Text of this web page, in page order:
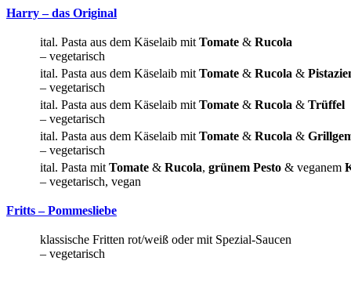
Harry – das Original
ital. Pasta aus dem Käselaib mit Tomate & Rucola
– vegetarisch
ital. Pasta aus dem Käselaib mit Tomate & Rucola &
– vegetarisch
ital. Pasta aus dem Käselaib mit Tomate & Rucola & Trüffel
– vegetarisch
ital. Pasta aus dem Käselaib mit Tomate & Rucola &
– vegetarisch
ital. Pasta mit Tomate & Rucola, grünem Pesto & veganem
– vegetarisch, vegan
Fritts – Pommesliebe
klassische Fritten rot/weiß oder mit Spezial-Saucen
– vegetarisch